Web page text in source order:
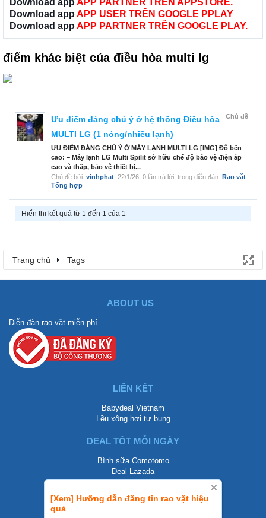
Download app APP PARTNER TRÊN APPSTORE.
Download app APP USER TRÊN GOOGLE PPLAY
Download app APP PARTNER TRÊN GOOGLE PLAY.
[Xem] Hưỡng dẫn đăng tin rao vặt hiệu
quả
điểm khác biệt của điều hòa multi lg
Chủ đề
Ưu điểm đáng chú ý ở hệ thống Điều hòa
MULTI LG (1 nóng/nhiều lạnh)
ƯU ĐIỂM ĐÁNG CHÚ Ý Ở MÁY LẠNH MULTI LG [IMG] Độ bền
cao: – Máy lạnh LG Multi Spilit sở hữu chế độ bảo vệ điện áp
cao và thấp, bảo vệ thiết bị...
Chủ đề bởi: vinhphat 22/1/26 , 0 lần trả lời, trong diễn đàn: Rao vặt
Tổng hợp
Hiển thị kết quả từ 1 đến 1 của 1
Trang chủ Tags
ABOUT US
Diễn đàn rao vặt miễn phí
LIÊN KẾT
Babydeal Vietnam
Lều xông hơi tự bung
DEAL TỐT MỖI NGÀY
Bình sữa Comotomo
Deal Lazada
Deal Shopee
LIÊN HỆ